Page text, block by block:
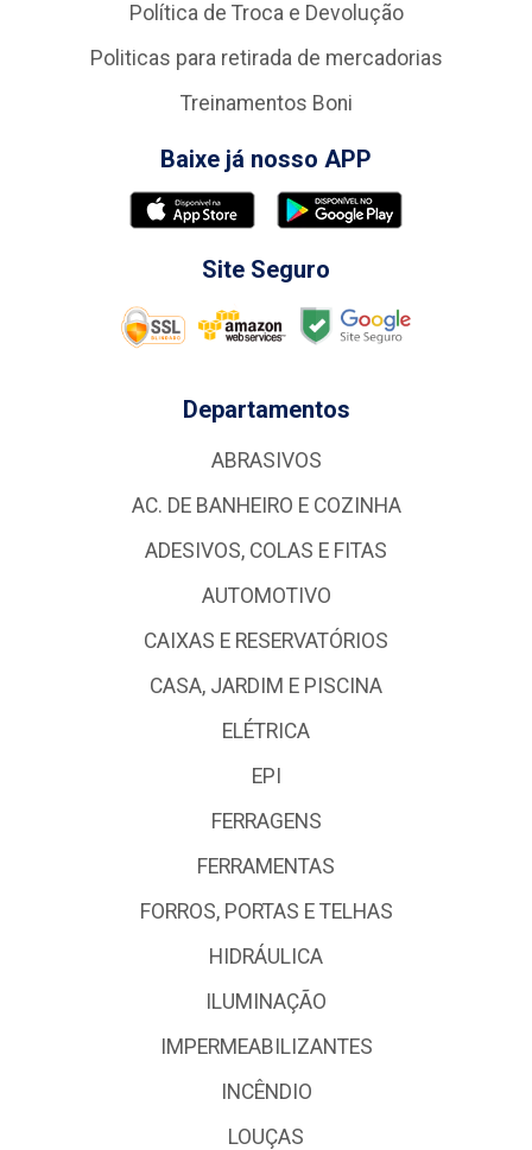
Política de Troca e Devolução
Politicas para retirada de mercadorias
Treinamentos Boni
Baixe já nosso APP
Site Seguro
Departamentos
ABRASIVOS
AC. DE BANHEIRO E COZINHA
ADESIVOS, COLAS E FITAS
AUTOMOTIVO
CAIXAS E RESERVATÓRIOS
CASA, JARDIM E PISCINA
ELÉTRICA
EPI
FERRAGENS
FERRAMENTAS
FORROS, PORTAS E TELHAS
HIDRÁULICA
ILUMINAÇÃO
IMPERMEABILIZANTES
INCÊNDIO
LOUÇAS